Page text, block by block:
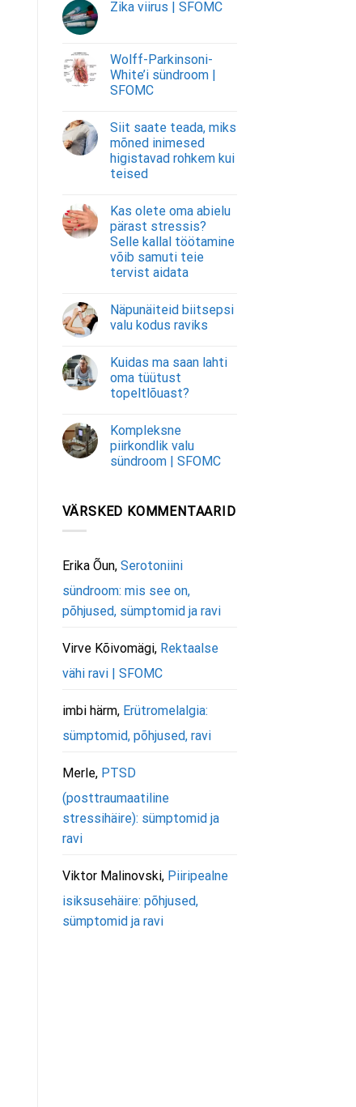
Zika viirus | SFOMC
Wolff-Parkinsoni-
White’i sündroom |
SFOMC
Siit saate teada, miks
mõned inimesed
higistavad rohkem kui
teised
Kas olete oma abielu
pärast stressis?
Selle kallal töötamine
võib samuti teie
tervist aidata
Näpunäiteid biitsepsi
valu kodus raviks
Kuidas ma saan lahti
oma tüütust
topeltlõuast?
Kompleksne
piirkondlik valu
sündroom | SFOMC
VÄRSKED KOMMENTAARID
Erika Õun, Serotoniini
sündroom: mis see on,
põhjused, sümptomid ja ravi
Virve Kõivomägi, Rektaalse
vähi ravi | SFOMC
imbi härm, Erütromelalgia:
sümptomid, põhjused, ravi
Merle, PTSD
(posttraumaatiline
stressihäire): sümptomid ja
ravi
Viktor Malinovski, Piiripealne
isiksusehäire: põhjused,
sümptomid ja ravi